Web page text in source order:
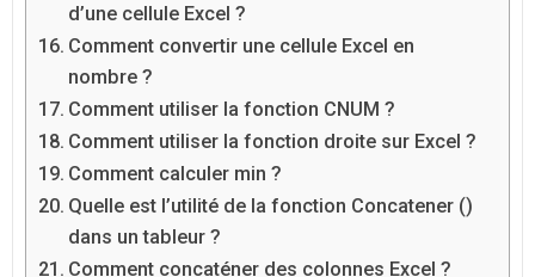
d’une cellule Excel ?
Comment convertir une cellule Excel en
nombre ?
Comment utiliser la fonction CNUM ?
Comment utiliser la fonction droite sur Excel ?
Comment calculer min ?
Quelle est l’utilité de la fonction Concatener ()
dans un tableur ?
Comment concaténer des colonnes Excel ?